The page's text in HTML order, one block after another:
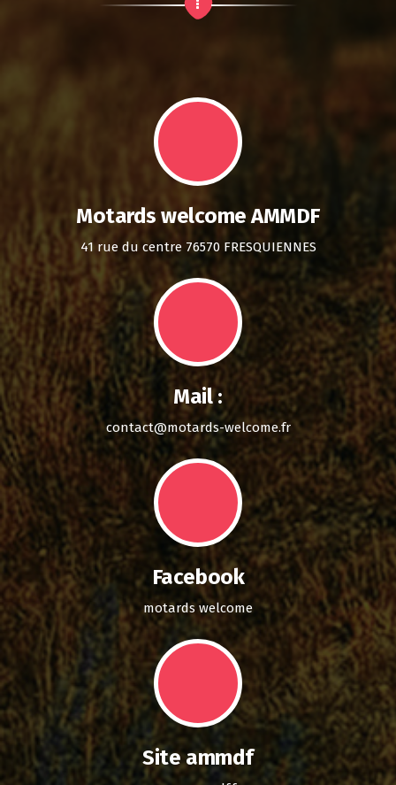
Motards welcome AMMDF
41 rue du centre 76570 FRESQUIENNES
Mail :
contact@motards-welcome.fr
Facebook
motards welcome
Site ammdf